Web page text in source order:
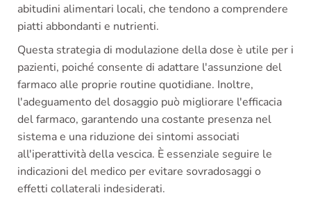
abitudini alimentari locali, che tendono a comprendere
piatti abbondanti e nutrienti.
Questa strategia di modulazione della dose è utile per i
pazienti, poiché consente di adattare l'assunzione del
farmaco alle proprie routine quotidiane. Inoltre,
l'adeguamento del dosaggio può migliorare l'efficacia
del farmaco, garantendo una costante presenza nel
sistema e una riduzione dei sintomi associati
all'iperattività della vescica. È essenziale seguire le
indicazioni del medico per evitare sovradosaggi o
effetti collaterali indesiderati.